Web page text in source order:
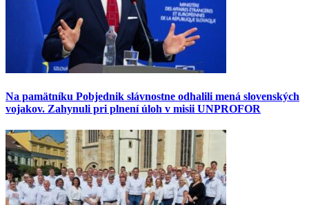
Na pamätníku Pobjednik slávnostne odhalili mená slovenských
vojakov. Zahynuli pri plnení úloh v misii UNPROFOR